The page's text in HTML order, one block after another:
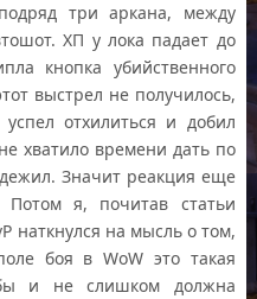
три аркана, между
ХП у лока падает до
кнопка убийственного
выстрел не получилось,
отхилиться и добил
хватило времени дать по
Значит реакция еще
я, почитав статьи
наткнулся на мысль о том,
боя в WoW это такая
и не слишком должна